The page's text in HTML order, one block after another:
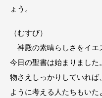
ょう。
（むすび）
神殿の素晴らしさをイエ
今日の聖書は始まりまし
物さえしっかりしていれ
ように考える人たちもい